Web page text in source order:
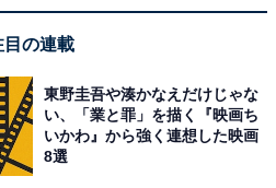
コッシュトートバッグ ブラック」
いやすい「BLACK（ブラッ
いロゴが効いています。さま
で、毎日のお出かけにぴった
目の連載
東野圭吾や湊かなえだけじゃな
い、「業と罪」を描く『映画ち
いかわ』から強く連想した映画
8選